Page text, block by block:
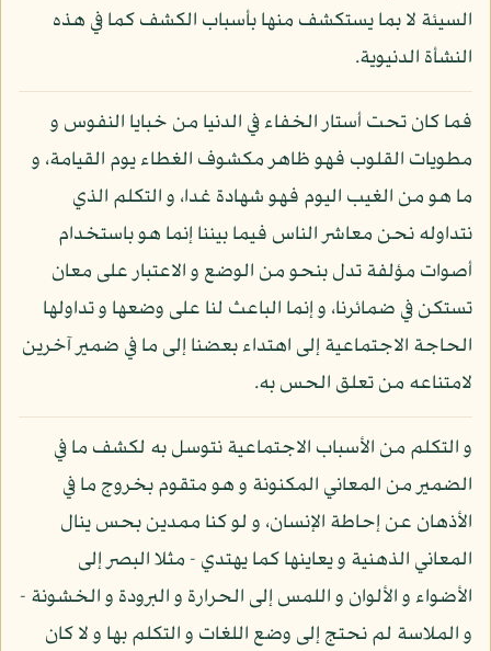
السيئة لا بما يستكشف منها بأسباب الكشف كما في هذه
النشأة الدنيوية.
فما كان تحت أستار الخفاء في الدنيا من خبايا النفوس و
مطويات القلوب فهو ظاهر مكشوف الغطاء يوم القيامة، و
ما هو من الغيب اليوم فهو شهادة غدا، و التكلم الذي
نتداوله نحن معاشر الناس فيما بيننا إنما هو باستخدام
أصوات مؤلفة تدل بنحو من الوضع و الاعتبار على معان
تستكن في ضمائرنا، و إنما الباعث لنا على وضعها و تداولها
الحاجة الاجتماعية إلى اهتداء بعضنا إلى ما في ضمير آخرين
لامتناعه من تعلق الحس به.
و التكلم من الأسباب الاجتماعية نتوسل به لكشف ما في
الضمير من المعاني المكنونة و هو متقوم بخروج ما في
الأذهان عن إحاطة الإنسان، و لو كنا ممدين بحس ينال
المعاني الذهنية و يعاينها كما يهتدي - مثلا البصر إلى
الأضواء و الألوان و اللمس إلى الحرارة و البرودة و الخشونة -
و الملاسة لم نحتج إلى وضع اللغات و التكلم بها و لا كان